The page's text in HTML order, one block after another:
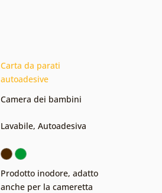
Carta da parati
autoadesive
Camera dei bambini
Lavabile, Autoadesiva
Prodotto inodore, adatto
anche per la cameretta